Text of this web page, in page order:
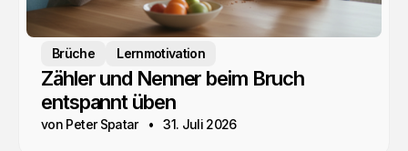
Brüche Lernmotivation
Zähler und Nenner beim Bruch
entspannt üben
von Peter Spatar 31. Juli 2026